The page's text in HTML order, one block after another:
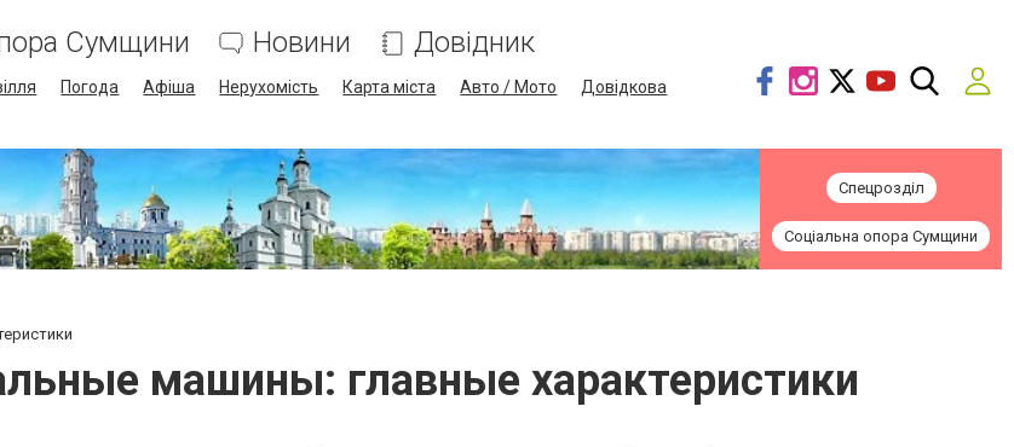
Сумщини Новини Довідник
Погода Афіша Нерухомість Карта міста Авто / Мото
Довідкова
Спецрозділ
Соціальна опора Сумщини
машины: главные характеристики